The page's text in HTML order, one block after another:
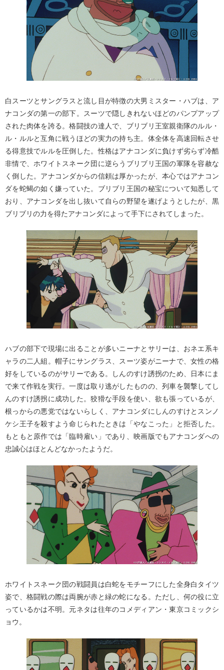
白スーツとサングラスと流し目が特徴の大男ミスター・ハブは、ア
ナコンダの第一の部下。スーツで隠しきれないほどのパンプアップ
された肉体を誇る。格闘技の達人で、ブリブリ王室親衛隊のルル・
ル・ルルと互角に戦うほどの実力の持ち主。体全体を高速回転させ
る得意技でルルを圧倒した。性格はアナコンダに負けず劣らず冷酷
非情で、ホワイトスネーク団に逆らうブリブリ王国の軍隊を容赦な
く倒した。アナコンダからの信頼は厚かったが、本心ではアナコン
ダを蛇蝎の如く嫌っていた。ブリブリ王国の秘宝について知悉して
おり、アナコンダを出し抜いて自らの野望を遂げようとしたが、黒
ブリブリの力を得たアナコンダによって手下にされてしまった。
ハブの部下で現場に出ることが多いニーナとサリーは、おネエ系キ
ャラの二人組。帽子にサングラス、スーツ姿がニーナで、女性の格
好をしているのがサリーである。しんのすけ誘拐のため、日本にま
で来て作戦を実行。一度は取り逃がしたものの、列車を襲撃してし
んのすけ誘拐に成功した。狡猾な手段を使い、欲も張っているが、
根っからの悪党ではないらしく、アナコンダにしんのすけとスンノ
ケシ王子を殺すよう命じられたときは「やなこった」と拒否した。
もともと原作では「臨時雇い」であり、映画版でもアナコンダへの
忠誠心はほとんどなかったようだ。
ホワイトスネーク団の戦闘員は白蛇をモチーフにした全身白タイツ
姿で、格闘戦の際は両腕が赤と緑の蛇になる。ただし、何の役に立
っているかは不明。元ネタは往年のコメディアン・東京コミックシ
ョウ。